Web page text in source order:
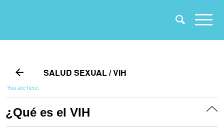
SALUD SEXUAL / VIH
You are here:
¿Qué es el VIH